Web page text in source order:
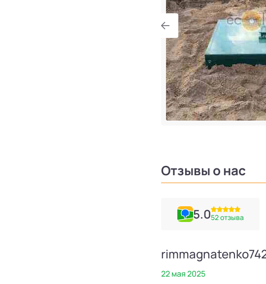
Отзывы о нас
5.052 отзыва
22 мая 2025